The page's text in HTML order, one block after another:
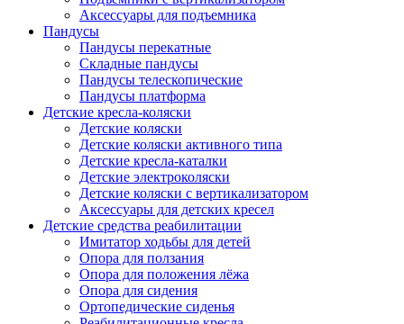
Аксессуары для подъемника
Пандусы
Пандусы перекатные
Складные пандусы
Пандусы телескопические
Пандусы платформа
Детские кресла-коляски
Детские коляски
Детские коляски активного типа
Детские кресла-каталки
Детские электроколяски
Детские коляски с вертикализатором
Аксессуары для детских кресел
Детские средства реабилитации
Имитатор ходьбы для детей
Опора для ползания
Опора для положения лёжа
Опора для сидения
Ортопедические сиденья